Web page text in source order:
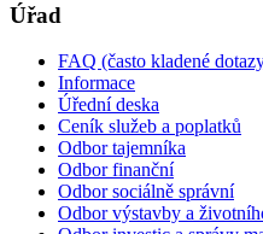
Úřad
FAQ (často kladené
Informace
Úřední deska
Ceník služeb a poplatků
Odbor tajemníka
Odbor finanční
Odbor sociálně správní
Odbor výstavby a